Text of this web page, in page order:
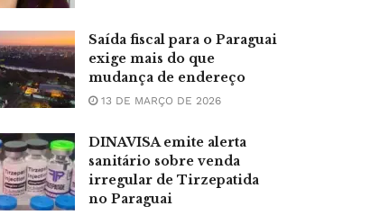
Saída fiscal para o Paraguai
exige mais do que
mudança de endereço
13 DE MARÇO DE 2026
DINAVISA emite alerta
sanitário sobre venda
irregular de Tirzepatida
no Paraguai